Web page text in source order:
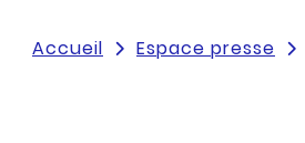
Accueil Espace presse